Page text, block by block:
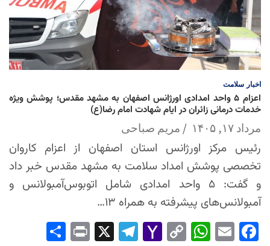
اخبار سلامت
اعزام ۵ واحد امدادی اورژانس اصفهان به مشهد مقدس؛ پوشش ویژه
خدمات درمانی زائران در ایام شهادت امام رضا(ع)
مرداد ۱۷, ۱۴۰۵ مریم صباحی
رئیس مرکز اورژانس استان اصفهان از اعزام کاروان
تخصصی پوشش امداد سلامت به مشهد مقدس خبر داد
و گفت: ۵ واحد امدادی شامل اتوبوس‌آمبولانس و
آمبولانس‌های پیشرفته به همراه ۱۳…
Fac
Em
Wh
Co
Yah
Tel
Pri